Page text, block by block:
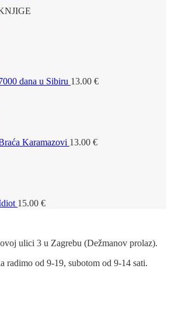
dana u Sibiru 13.00 €
Karamazovi 13.00 €
15.00 €
ulici 3 u Zagrebu (Dežmanov prolaz).
radimo od 9-19, subotom od 9-14 sati.